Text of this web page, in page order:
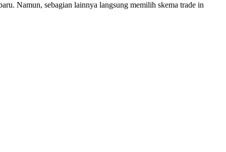
Namun, sebagian lainnya langsung memilih skema trade in